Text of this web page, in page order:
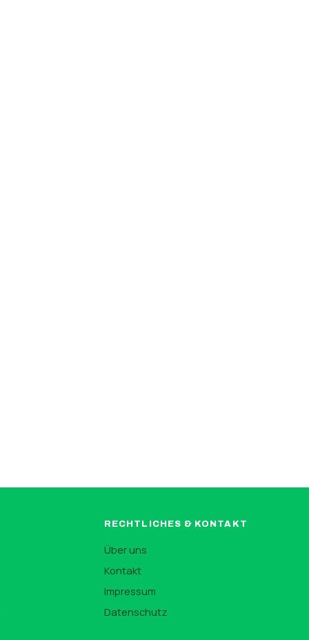
RECHTLICHES & KONTAKT
Über uns
Kontakt
Impressum
Datenschutz